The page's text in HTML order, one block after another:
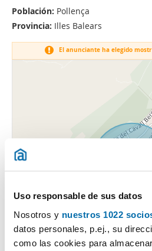
Uso responsable de sus datos
Nosotros y nuestros 1022
datos personales, p.ej., su
como las cookies para
Población: Pollença
Provincia: Illes Balears
El anunciante ha elegido